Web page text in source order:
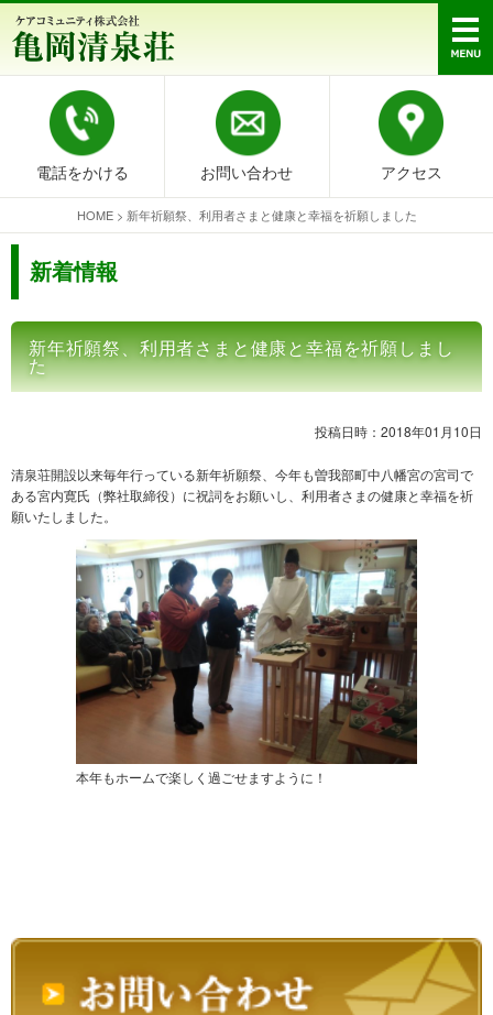
電話をかける お問い合わせ アクセス
HOME> 新年祈願祭、利用者さまと健康と幸福を祈願しました
新着情報
新年祈願祭、利用者さまと健康と幸福を祈願しまし
た
投稿日時：2018年01月10日
清泉荘開設以来毎年行っている新年祈願祭、今年も曽我部町中八幡宮の宮司で
ある宮内寛氏（弊社取締役）に祝詞をお願いし、利用者さまの健康と幸福を祈
願いたしました。
本年もホームで楽しく過ごせますように！